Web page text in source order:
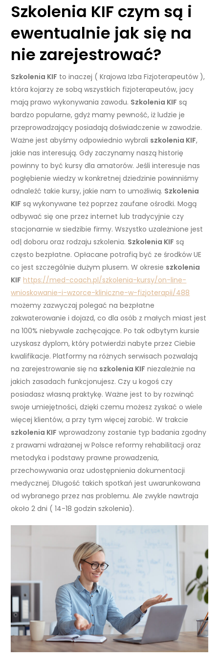
Szkolenia KIF czym są i
ewentualnie jak się na
nie zarejestrować?
Szkolenia KIF to inaczej ( Krajowa Izba Fizjoterapeutów ),
która kojarzy ze sobą wszystkich fizjoterapeutów, jacy
mają prawo wykonywania zawodu. Szkolenia KIF są
bardzo popularne, gdyż mamy pewność, iż ludzie je
przeprowadzający posiadają doświadczenie w zawodzie.
Ważne jest abyśmy odpowiednio wybrali szkolenia KIF,
jakie nas interesują. Gdy zaczynamy naszą historię
powinny to być kursy dla amatorów. Jeśli interesuje nas
pogłębienie wiedzy w konkretnej dziedzinie powinniśmy
odnaleźć takie kursy, jakie nam to umożliwią. Szkolenia
KIF są wykonywane też poprzez zaufane ośrodki. Mogą
odbywać się one przez internet lub tradycyjnie czy
stacjonarnie w siedzibie firmy. Wszystko uzależnione jest
od| doboru oraz rodzaju szkolenia. Szkolenia KIF są
często bezpłatne. Opłacane potrafią być ze środków UE
co jest szczególnie dużym plusem. W okresie szkolenia
KIF https://med-coach.pl/szkolenia-kursy/on-line-
wnioskowanie-i-wzorce-kliniczne-w-fizjoterapii/488
możemy zazwyczaj polegać na bezpłatne
zakwaterowanie i dojazd, co dla osób z małych miast jest
na 100% niebywale zachęcające. Po tak odbytym kursie
uzyskasz dyplom, który potwierdzi nabyte przez Ciebie
kwalifikacje. Platformy na różnych serwisach pozwalają
na zarejestrowanie się na szkolenia KIF niezależnie na
jakich zasadach funkcjonujesz. Czy u kogoś czy
posiadasz własną praktykę. Ważne jest to by rozwinąć
swoje umiejętności, dzięki czemu możesz zyskać o wiele
więcej klientów, a przy tym więcej zarobić. W trakcie
szkolenia KIF wprowadzony zostanie typ badania zgodny
z prawami wdrażanej w Polsce reformy rehabilitacji oraz
metodyka i podstawy prawne prowadzenia,
przechowywania oraz udostępnienia dokumentacji
medycznej. Długość takich spotkań jest uwarunkowana
od wybranego przez nas problemu. Ale zwykle nawtraja
około 2 dni ( 14-18 godzin szkolenia).